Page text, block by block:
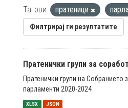
Тагови:
пратеници
Филтрирај ги резултатите
Пратенички групи за
Пратенички групи на Собранието
парламенти 2020-2024
XLSX JSON